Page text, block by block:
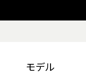
モデル